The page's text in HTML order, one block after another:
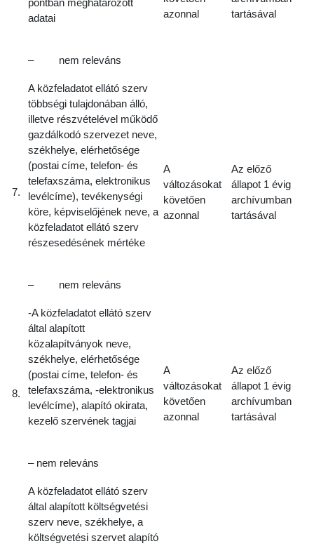
pontban meghatározott
adatai
– nem releváns
azonnal
tartásával
7.
A közfeladatot ellátó szerv
többségi tulajdonában álló,
illetve részvételével működő
gazdálkodó szervezet neve,
székhelye, elérhetősége
(postai címe, telefon- és
telefaxszáma, elektronikus
levélcíme), tevékenységi
köre, képviselőjének neve, a
közfeladatot ellátó szerv
részesedésének mértéke
– nem releváns
A
változásokat
követően
azonnal
Az előző
állapot 1 évig
archívumban
tartásával
8.
-A közfeladatot ellátó szerv
által alapított
közalapítványok neve,
székhelye, elérhetősége
(postai címe, telefon- és
telefaxszáma, -elektronikus
levélcíme), alapító okirata,
kezelő szervének tagjai
– nem releváns
A
változásokat
követően
azonnal
Az előző
állapot 1 évig
archívumban
tartásával
A közfeladatot ellátó szerv
által alapított költségvetési
szerv neve, székhelye, a
költségvetési szervet alapító